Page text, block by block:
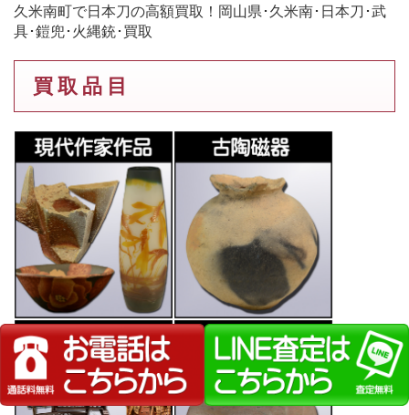
久米南町で日本刀の高額買取！岡山県･久米南･日本刀･武
具･鎧兜･火縄銃･買取
買 取 品 目